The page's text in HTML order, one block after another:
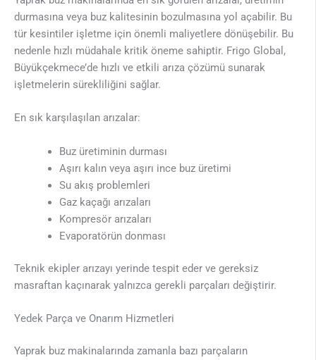
durmasına veya buz kalitesinin bozulmasına yol açabilir. Bu
tür kesintiler işletme için önemli maliyetlere dönüşebilir. Bu
nedenle hızlı müdahale kritik öneme sahiptir. Frigo Global,
Büyükçekmece’de hızlı ve etkili arıza çözümü sunarak
işletmelerin sürekliliğini sağlar.
En sık karşılaşılan arızalar:
Buz üretiminin durması
Aşırı kalın veya aşırı ince buz üretimi
Su akış problemleri
Gaz kaçağı arızaları
Kompresör arızaları
Evaporatörün donması
Teknik ekipler arızayı yerinde tespit eder ve gereksiz
masraftan kaçınarak yalnızca gerekli parçaları değiştirir.
Yedek Parça ve Onarım Hizmetleri
Yaprak buz makinalarında zamanla bazı parçaların